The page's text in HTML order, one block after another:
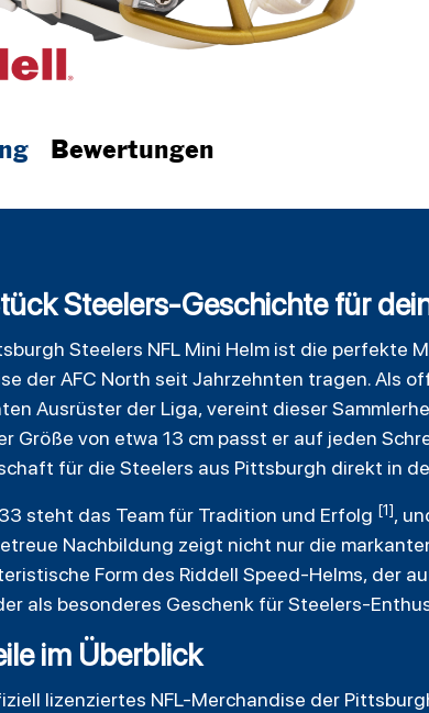
Bewertungen
Steelers-Geschichte für
Steelers NFL Mini Helm ist die perfekte
derAFC North seit Jahrzehnten tragen. Als
Ausrüster der Liga, vereint dieser
Größe von etwa 13 cm passt er auf jeden
für die Steelers aus Pittsburgh direkt in
steht das Team für Tradition und Erfolg [1],
Nachbildung zeigt nicht nur die
Form des Riddell Speed-Helms, der
als besonderes Geschenk für Steelers-
im Überblick
lizenziertes NFL-Merchandise der